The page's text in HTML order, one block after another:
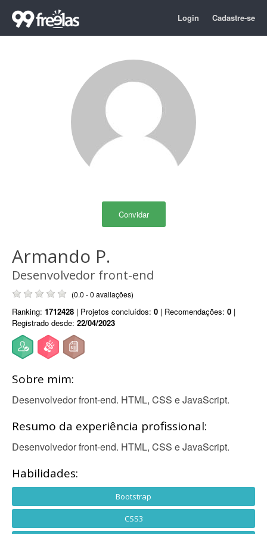
Login Cadastre-se
Convidar
Armando P.
Desenvolvedor front-end
(0.0 - 0 avaliações)
Ranking: 1712428 | Projetos concluídos: 0 | Recomendações: 0 |
Registrado desde: 22/04/2023
Sobre mim:
Desenvolvedor front-end. HTML, CSS e JavaScript.
Resumo da experiência profissional:
Desenvolvedor front-end. HTML, CSS e JavaScript.
Habilidades:
Bootstrap
CSS3